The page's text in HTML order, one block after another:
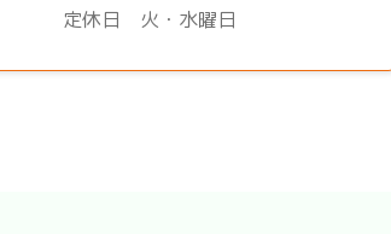
定休日 火・水曜日